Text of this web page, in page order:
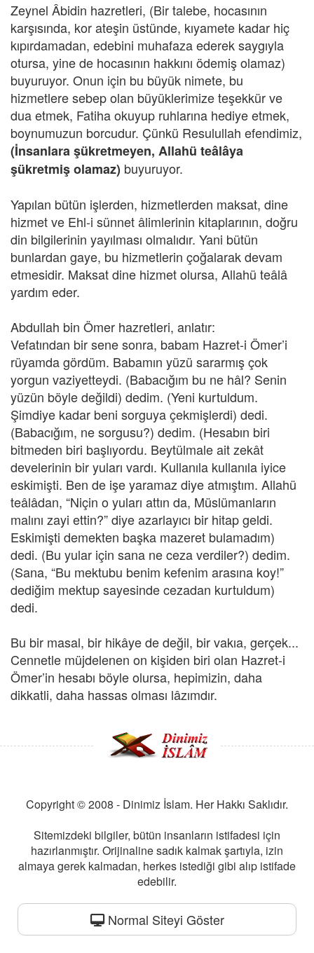
Zeynel Âbidin hazretleri, (Bir talebe, hocasının
karşısında, kor ateşin üstünde, kıyamete kadar hiç
kıpırdamadan, edebini muhafaza ederek saygıyla
otursa, yine de hocasının hakkını ödemiş olamaz)
buyuruyor. Onun için bu büyük nimete, bu
hizmetlere sebep olan büyüklerimize teşekkür ve
dua etmek, Fatiha okuyup ruhlarına hediye etmek,
boynumuzun borcudur. Çünkü Resulullah efendimiz,
(İnsanlara şükretmeyen, Allahü teâlâya
şükretmiş olamaz) buyuruyor.
Yapılan bütün işlerden, hizmetlerden maksat, dine
hizmet ve Ehl-i sünnet âlimlerinin kitaplarının, doğru
din bilgilerinin yayılması olmalıdır. Yani bütün
bunlardan gaye, bu hizmetlerin çoğalarak devam
etmesidir. Maksat dine hizmet olursa, Allahü teâlâ
yardım eder.
Abdullah bin Ömer hazretleri, anlatır:
Vefatından bir sene sonra, babam Hazret-i Ömer’i
rüyamda gördüm. Babamın yüzü sararmış çok
yorgun vaziyetteydi. (Babacığım bu ne hâl? Senin
yüzün böyle değildi) dedim. (Yeni kurtuldum.
Şimdiye kadar beni sorguya çekmişlerdi) dedi.
(Babacığım, ne sorgusu?) dedim. (Hesabın biri
bitmeden biri başlıyordu. Beytülmale ait zekât
develerinin bir yuları vardı. Kullanıla kullanıla iyice
eskimişti. Ben de işe yaramaz diye atmıştım. Allahü
teâlâdan, “Niçin o yuları attın da, Müslümanların
malını zayi ettin?” diye azarlayıcı bir hitap geldi.
Eskimişti demekten başka mazeret bulamadım)
dedi. (Bu yular için sana ne ceza verdiler?) dedim.
(Sana, “Bu mektubu benim kefenim arasına koy!”
dediğim mektup sayesinde cezadan kurtuldum)
dedi.
Bu bir masal, bir hikâye de değil, bir vakıa, gerçek...
Cennetle müjdelenen on kişiden biri olan Hazret-i
Ömer’in hesabı böyle olursa, hepimizin, daha
dikkatli, daha hassas olması lâzımdır.
Copyright © 2008 - Dinimiz İslam. Her Hakkı Saklıdır.
Sitemizdeki bilgiler, bütün insanların istifadesi için
hazırlanmıştır. Orijinaline sadık kalmak şartıyla, izin
almaya gerek kalmadan, herkes istediği gibi alıp istifade
edebilir.
Normal Siteyi Göster